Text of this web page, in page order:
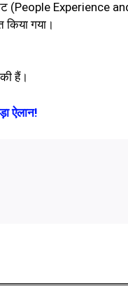
(People Experience
किया गया।
हैं।
ऐलान!